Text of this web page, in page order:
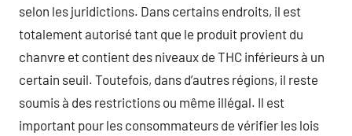
selon les juridictions. Dans certains endroits, il est
totalement autorisé tant que le produit provient du
chanvre et contient des niveaux de THC inférieurs à un
certain seuil. Toutefois, dans d’autres régions, il reste
soumis à des restrictions ou même illégal. Il est
important pour les consommateurs de vérifier les lois